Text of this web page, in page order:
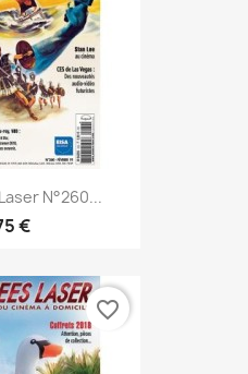
N°260...
€
favorite_border